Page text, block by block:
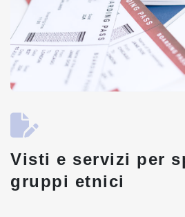
Visti e servizi per
gruppi etnici